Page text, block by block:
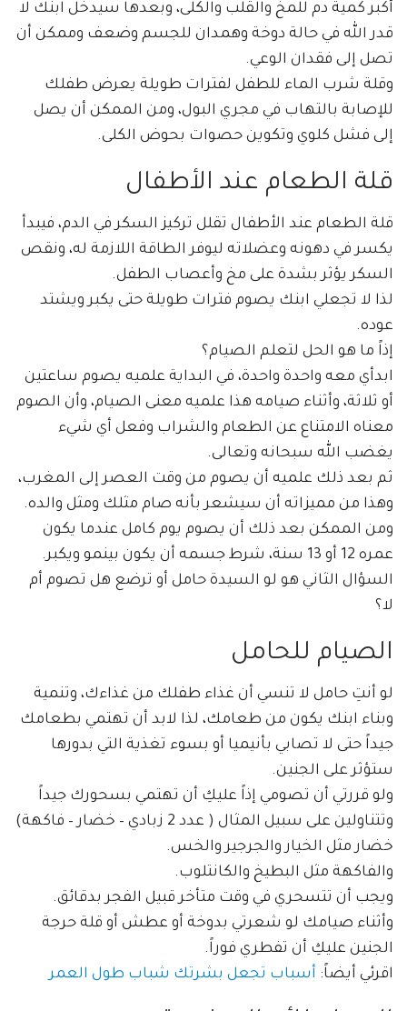
أكبر كمية دم للمخ والقلب والكلى، وبعدها سيدخل ابنك لا
قدر الله في حالة دوخة وهمدان للجسم وضعف وممكن أن
تصل إلى فقدان الوعي.
وقلة شرب الماء للطفل لفترات طويلة يعرض طفلك
للإصابة بالتهاب في مجري البول، ومن الممكن أن يصل
إلى فشل كلوي وتكوين حصوات بحوض الكلى.
قلة الطعام عند الأطفال
قلة الطعام عند الأطفال تقلل تركيز السكر في الدم، فيبدأ
يكسر في دهونه وعضلاته ليوفر الطاقة اللازمة له، ونقص
السكر يؤثر بشدة على مخ وأعصاب الطفل.
لذا لا تجعلي ابنك يصوم فترات طويلة حتى يكبر ويشتد
عوده.
إذاً ما هو الحل لتعلم الصيام؟
ابدأي معه واحدة واحدة، في البداية علميه يصوم ساعتين
أو ثلاثة، وأثناء صيامه هذا علميه معنى الصيام، وأن الصوم
معناه الامتناع عن الطعام والشراب وفعل أي شيء
يغضب الله سبحانه وتعالى.
ثم بعد ذلك علميه أن يصوم من وقت العصر إلى المغرب،
وهذا من مميزاته أن سيشعر بأنه صام مثلك ومثل والده.
ومن الممكن بعد ذلك أن يصوم يوم كامل عندما يكون
عمره 12 أو 13 سنة، شرط جسمه أن يكون بينمو ويكبر.
السؤال الثاني هو لو السيدة حامل أو ترضع هل تصوم أم
لا؟
الصيام للحامل
لو أنتِ حامل لا تنسي أن غذاء طفلك من غذاءك، وتنمية
وبناء ابنك يكون من طعامك، لذا لابد أن تهتمي بطعامك
جيداً حتى لا تصابي بأنيميا أو بسوء تغذية التي بدورها
ستؤثر على الجنين.
ولو قررتي أن تصومي إذاً عليكِ أن تهتمي بسحورك جيداً
وتتناولين على سبيل المثال ( عدد 2 زبادي – خضار – فاكهة)
خضار مثل الخيار والجرجير والخس.
والفاكهة مثل البطيخ والكانتلوب.
ويجب أن تتسحري في وقت متأخر قبيل الفجر بدقائق.
وأثناء صيامك لو شعرتي بدوخة أو عطش أو قلة حرجة
الجنين عليكِ أن تفطري فوراً.
اقرئي أيضاً: أسباب تجعل بشرتك شباب طول العمر